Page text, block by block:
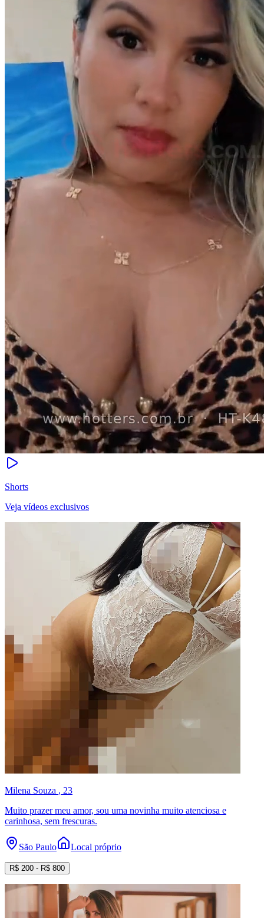
Shorts
Veja vídeos exclusivos
Milena Souza , 23
Muito prazer meu amor, sou uma novinha muito atenciosa e
carinhosa, sem frescuras.
São Paulo Local próprio
R$ 200 - R$ 800